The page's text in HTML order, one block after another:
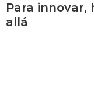
Para innovar,
allá